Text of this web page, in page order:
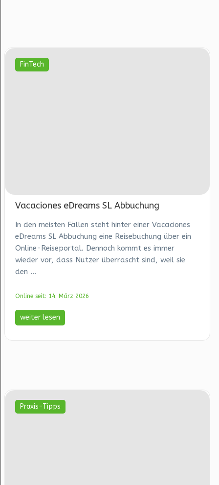
FinTech
Vacaciones eDreams SL Abbuchung
In den meisten Fällen steht hinter einer Vacaciones
eDreams SL Abbuchung eine Reisebuchung über ein
Online-Reiseportal. Dennoch kommt es immer
wieder vor, dass Nutzer überrascht sind, weil sie
den ...
Online seit: 14. März 2026
weiter lesen
Praxis-Tipps